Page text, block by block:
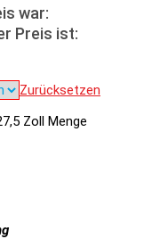
war:
Preis ist:
Zurücksetzen
Zoll Menge